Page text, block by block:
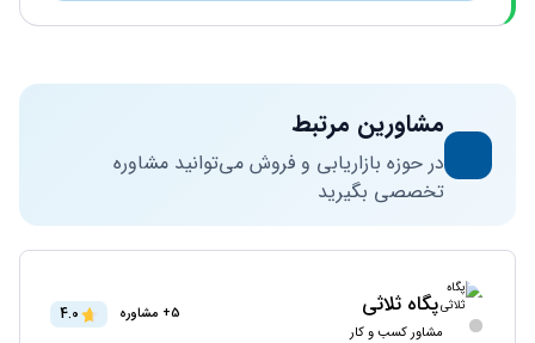
مشاورین مرتبط
در حوزه بازاریابی و فروش می‌توانید مشاوره
تخصصی بگیرید
پگاه ثلاثی
مشاور کسب و کار
5+ مشاوره 4.0